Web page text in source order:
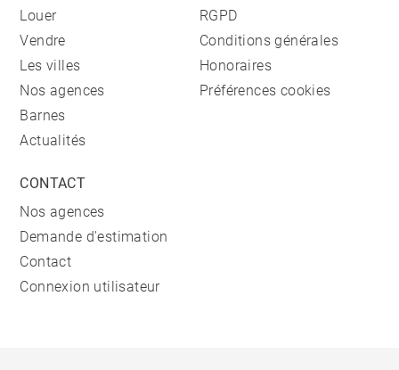
Louer
Vendre
Les villes
Nos agences
Barnes
Actualités
RGPD
Conditions générales
Honoraires
Préférences cookies
CONTACT
Nos agences
Demande d'estimation
Contact
Connexion utilisateur